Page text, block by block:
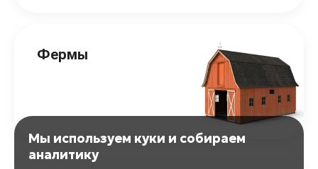
Фермы
Мы используем куки и собираем
аналитику